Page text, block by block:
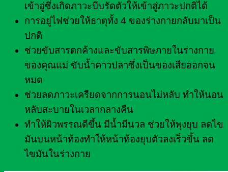
เข้าอู่ซึ่งเกิดภาวะบีบรัดตัวให้เข้าสู่ภาวะปกติได้
การอยู่ไฟช่วยให้ธาตุทั้ง 4 ของร่างกายกลับมาเป็น
ปกติ
ช่วยขับสารตกค้างและขับสารพิษภายในร่างกาย
ของคุณแม่ ขับน้ำคาวปลาซึ่งเป็นของเสียออกจน
หมด
ช่วยลดภาวะเครียดจากการนอนไม่หลับ ทำให้นอน
หลับสะบายในเวลากลางคืน
ทำให้ผิวพรรณดีขึ้น มีน้ำมีนวล ช่วยให้พุงยุบ ลดไข
มันบนหน้าท้องทำให้หน้าท้องยุบตัวลงเร็วขึ้น ลด
ไขมันในร่างกาย